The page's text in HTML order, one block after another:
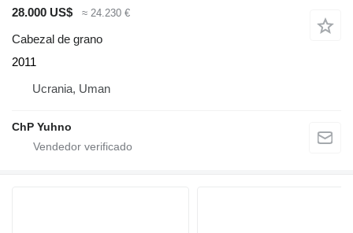
28.000 US$
≈ 24.230 €
Cabezal de grano
2011
Ucrania, Uman
ChP Yuhno